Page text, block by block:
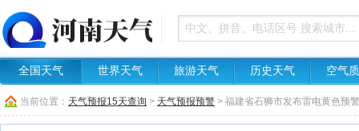
全国天气 世界天气 旅游天气 历史天气 空气
当前位置： 天气预报15天查询 > 天气预报预警 > 福建省石狮市发布雷电黄色预警